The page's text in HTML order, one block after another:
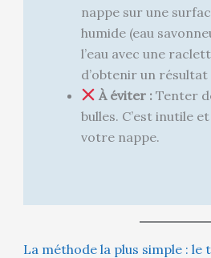
nappe sur une
humide (eau
l’eau avec une
d’obtenir un
À éviter :Tenter
bulles. C’est inutile
votre nappe.
La méthode la plus simple : le